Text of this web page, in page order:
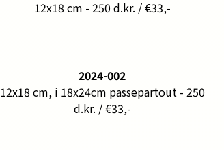
12x18 cm - 250 d.kr. / €33,-
2024-002
12x18 cm, i 18x24cm passepartout - 250
d.kr. / €33,-